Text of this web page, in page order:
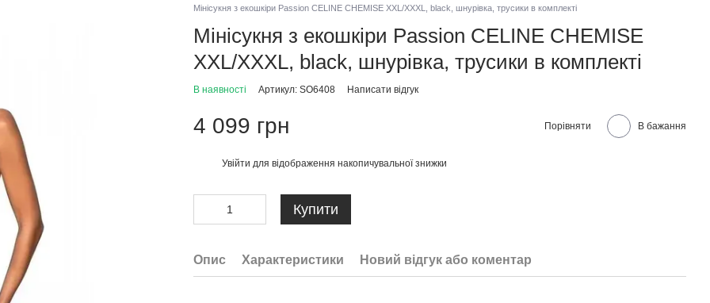
Мінісукня з екошкіри Passion CELINE CHEMISE XXL/XXXL, black, шнурівка, трусики в комплекті
Мінісукня з екошкіри Passion CELINE CHEMISE
XXL/XXXL, black, шнурівка, трусики в комплекті
В наявності Артикул: SO6408 Написати відгук
4 099 грн Порівняти В бажання
Увійти для відображення накопичувальної знижки
Купити
Опис Характеристики Новий відгук або коментар